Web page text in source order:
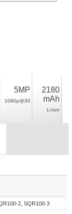
5MP
1080p@30
2180
mAh
Li-Ion
2, SQR100-3